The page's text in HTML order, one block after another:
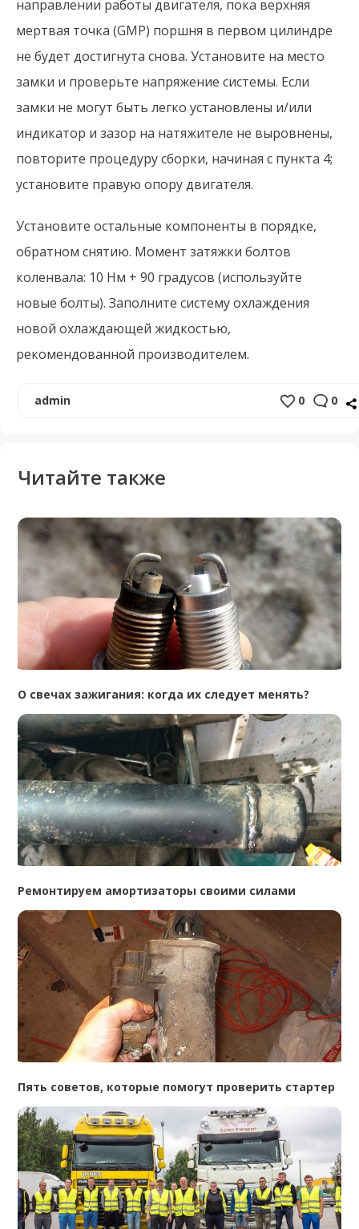
направлении работы двигателя, пока верхняя
мертвая точка (GMP) поршня в первом цилиндре
не будет достигнута снова. Установите на место
замки и проверьте напряжение системы. Если
замки не могут быть легко установлены и/или
индикатор и зазор на натяжителе не выровнены,
повторите процедуру сборки, начиная с пункта 4;
установите правую опору двигателя.
Установите остальные компоненты в порядке,
обратном снятию. Момент затяжки болтов
коленвала: 10 Нм + 90 градусов (используйте
новые болты). Заполните систему охлаждения
новой охлаждающей жидкостью,
рекомендованной производителем.
admin 0 0
Читайте также
О свечах зажигания: когда их следует менять?
Ремонтируем амортизаторы своими силами
Пять советов, которые помогут проверить стартер